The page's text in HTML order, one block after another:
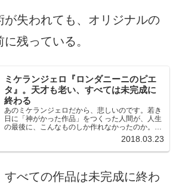
失われても、オリジナルの
残っている。
ミケランジェロ『ロンダニーニのピエ
タ』。天才も老い、すべては未完成に
終わる
あのミケランジェロだから、悲しいのです。若き
日に「神がかった作品」をつくった人間が、人生
の最後に、こんなものしか作れなかったのか。時
間が足りない。それが人生。未完成でもそれが人
2018.03.23
べての作品は未完成に終わ